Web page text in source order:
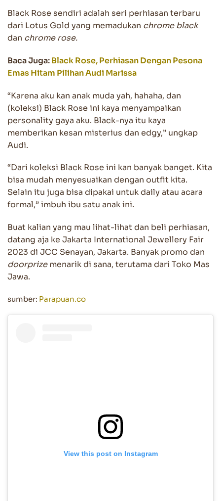
Black Rose sendiri adalah seri perhiasan terbaru
dari Lotus Gold yang memadukan chrome black
dan chrome rose.
Baca Juga:Black Rose, Perhiasan Dengan Pesona
Emas Hitam Pilihan Audi Marissa
“Karena aku kan anak muda yah, hahaha, dan
(koleksi) Black Rose ini kaya menyampaikan
personality gaya aku. Black-nya itu kaya
memberikan kesan misterius dan edgy,” ungkap
Audi.
“Dari koleksi Black Rose ini kan banyak banget. Kita
bisa mudah menyesuaikan dengan outfit kita.
Selain itu juga bisa dipakai untuk daily atau acara
formal,” imbuh ibu satu anak ini.
Buat kalian yang mau lihat-lihat dan beli perhiasan,
datang aja ke Jakarta International Jewellery Fair
2023 di JCC Senayan, Jakarta. Banyak promo dan
doorprizemenarik di sana, terutama dari Toko Mas
Jawa.
sumber: Parapuan.co
View this post on Instagram